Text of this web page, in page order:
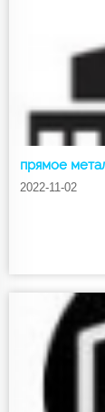
прямое
2022-11-02